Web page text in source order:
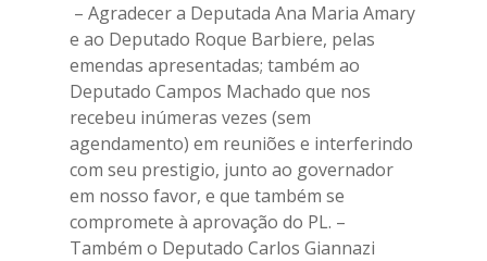
– Agradecer a Deputada Ana Maria Amary
e ao Deputado Roque Barbiere, pelas
emendas apresentadas; também ao
Deputado Campos Machado que nos
recebeu inúmeras vezes (sem
agendamento) em reuniões e interferindo
com seu prestigio, junto ao governador
em nosso favor, e que também se
compromete à aprovação do PL. –
Também o Deputado Carlos Giannazi